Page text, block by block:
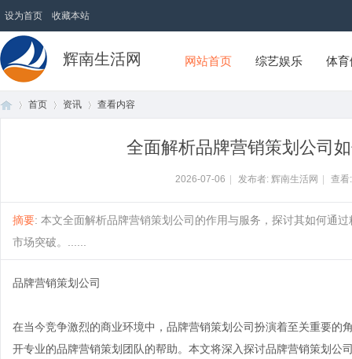
设为首页 收藏本站
辉南生活网 网站首页 综艺娱乐 体
首页 资讯 查看内容
全面解析品牌营销策划公司
2026-07-06 发布者: 辉南生活网 查
摘要: 本文全面解析品牌营销策划公司的作用与服务，探讨其如何通
市场突破。......
品牌营销策划公司
在当今竞争激烈的商业环境中，品牌营销策划公司扮演着至关重要的
开专业的品牌营销策划团队的帮助。本文将深入探讨品牌营销策划公